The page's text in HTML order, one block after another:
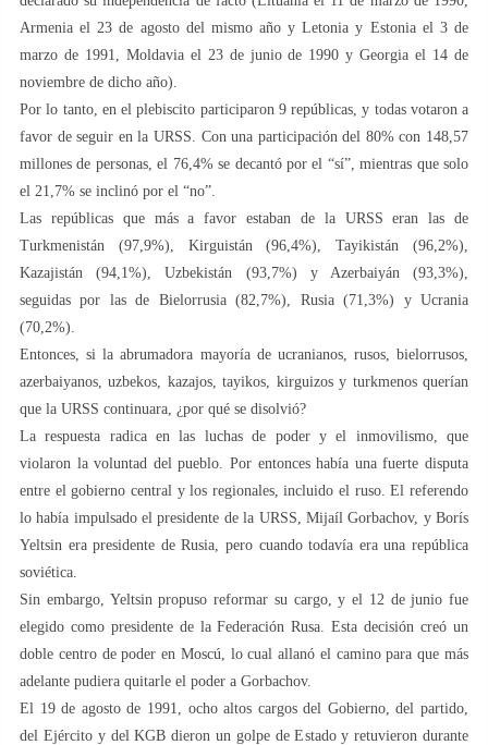
Armenia el 23 de agosto del mismo año y Letonia y Estonia el 3 de
marzo de 1991, Moldavia el 23 de junio de 1990 y Georgia el 14 de
noviembre de dicho año).
Por lo tanto, en el plebiscito participaron 9 repúblicas, y todas votaron a
favor de seguir en la URSS. Con una participación del 80% con 148,57
millones de personas, el 76,4% se decantó por el “sí”, mientras que solo
el 21,7% se inclinó por el “no”.
Las repúblicas que más a favor estaban de la URSS eran las de
Turkmenistán (97,9%), Kirguistán (96,4%), Tayikistán (96,2%),
Kazajistán (94,1%), Uzbekistán (93,7%) y Azerbaiyán (93,3%),
seguidas por las de Bielorrusia (82,7%), Rusia (71,3%) y Ucrania
(70,2%).
Entonces, si la abrumadora mayoría de ucranianos, rusos, bielorrusos,
azerbaiyanos, uzbekos, kazajos, tayikos, kirguizos y turkmenos querían
que la URSS continuara, ¿por qué se disolvió?
La respuesta radica en las luchas de poder y el inmovilismo, que
violaron la voluntad del pueblo. Por entonces había una fuerte disputa
entre el gobierno central y los regionales, incluido el ruso. El referendo
lo había impulsado el presidente de la URSS, Mijaíl Gorbachov, y Borís
Yeltsin era presidente de Rusia, pero cuando todavía era una república
soviética.
Sin embargo, Yeltsin propuso reformar su cargo, y el 12 de junio fue
elegido como presidente de la Federación Rusa. Esta decisión creó un
doble centro de poder en Moscú, lo cual allanó el camino para que más
adelante pudiera quitarle el poder a Gorbachov.
El 19 de agosto de 1991, ocho altos cargos del Gobierno, del partido,
del Ejército y del KGB dieron un golpe de Estado y retuvieron durante